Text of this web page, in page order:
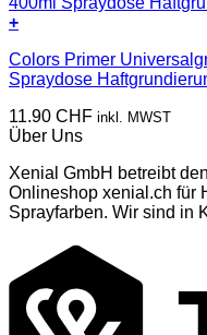
+
Colors Primer
Spraydose
11.90 CHF inkl. MWST
Über Uns
Xenial GmbH betreibt
Onlineshop xenial.ch für
Sprayfarben. Wir sind in